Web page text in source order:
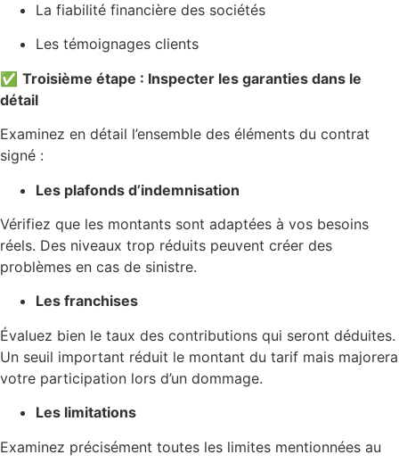
La fiabilité financière des sociétés
Les témoignages clients
✅ Troisième étape : Inspecter les garanties dans le
détail
Examinez en détail l’ensemble des éléments du contrat
signé :
Les plafonds d’indemnisation
Vérifiez que les montants sont adaptées à vos besoins
réels. Des niveaux trop réduits peuvent créer des
problèmes en cas de sinistre.
Les franchises
Évaluez bien le taux des contributions qui seront déduites.
Un seuil important réduit le montant du tarif mais majorera
votre participation lors d’un dommage.
Les limitations
Examinez précisément toutes les limites mentionnées au